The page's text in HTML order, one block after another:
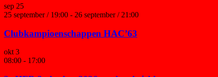
sep 25
25 september / 19:00 - 26 september / 21:00
Clubkampioenschappen HAC’63
okt 3
08:00 - 17:00